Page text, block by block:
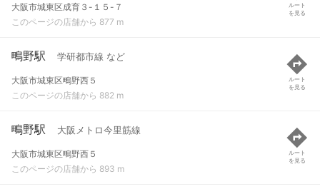
大阪市城東区成育３-１５-７
このページの店舗から 877 m
ルート
を見る
鴫野駅 学研都市線 など
大阪市城東区鴫野西５
このページの店舗から 882 m
ルート
を見る
鴫野駅 大阪メトロ今里筋線
大阪市城東区鴫野西５
このページの店舗から 893 m
ルート
を見る